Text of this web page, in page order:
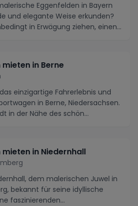
Eggenfelden in Bayern
und elegante Weise erkunden?
in Erwägung ziehen, einen...
in Berne
einzigartige Fahrerlebnis und
in Berne, Niedersachsen.
in der Nähe des schön...
in Niedernhall
dem malerischen Juwel in
bekannt für seine idyllische
faszinierenden